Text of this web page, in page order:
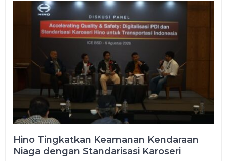
Hino Tingkatkan Keamanan Kendaraan
Niaga dengan Standarisasi Karoseri